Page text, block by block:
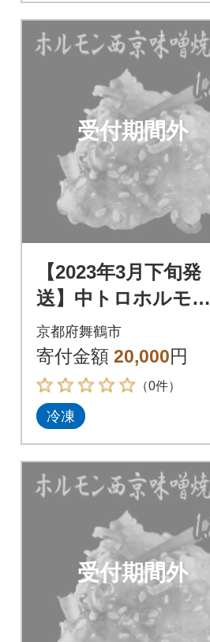
受付期間外
【2023年3月下旬発
送】中トロホルモン
西京味噌焼き 1.2kg
京都府舞鶴市
寄付金額 20,000円
（0件）
冷凍
受付期間外